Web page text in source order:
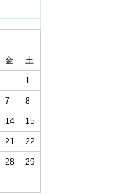
金 土
1
7 8
14 15
21 22
28 29